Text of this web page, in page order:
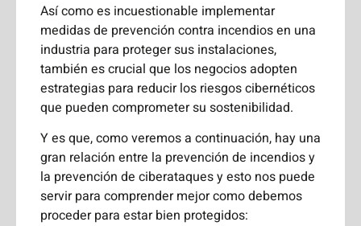
Así como es incuestionable implementar
medidas de prevención contra incendios en una
industria para proteger sus instalaciones,
también es crucial que los negocios adopten
estrategias para reducir los riesgos cibernéticos
que pueden comprometer su sostenibilidad.
Y es que, como veremos a continuación, hay una
gran relación entre la prevención de incendios y
la prevención de ciberataques y esto nos puede
servir para comprender mejor como debemos
proceder para estar bien protegidos: